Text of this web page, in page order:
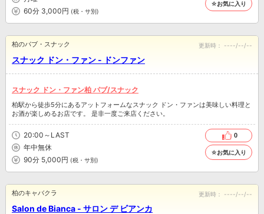
60分 3,000円 (税・サ別)
☆お気に入り
スナック ドン・ファン - ドンファン
柏のパブ・スナック 更新時： ----/--/--
スナック ドン・ファン柏 パブ/スナック
柏駅から徒歩5分にあるアットフォームなスナック ドン・ファンは美味しい料理と
お酒が楽しめるお店です。 是非一度ご来店ください。
20:00～LAST
年中無休
90分 5,000円 (税・サ別)
0
☆お気に入り
Salon de Bianca - サロン デ ビアンカ
柏のキャバクラ 更新時： ----/--/--